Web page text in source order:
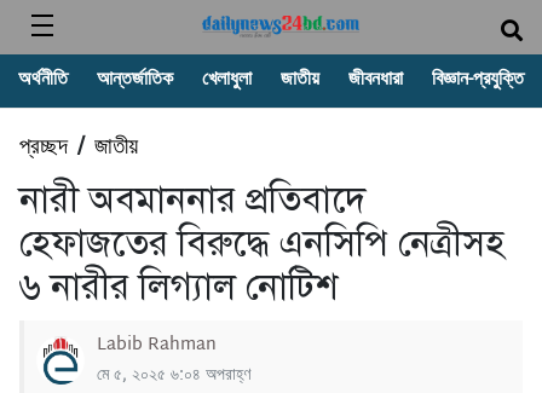
অর্থনীতি আন্তর্জাতিক খেলাধুলা জাতীয় জীবনধারা বিজ্ঞান-প্রযুক্তি
প্রচ্ছদ/ জাতীয়
নারী অবমাননার প্রতিবাদে
হেফাজতের বিরুদ্ধে এনসিপি নেত্রীসহ
৬ নারীর লিগ্যাল নোটিশ
Labib Rahman
মে ৫, ২০২৫ ৬:০৪ অপরাহ্ণ